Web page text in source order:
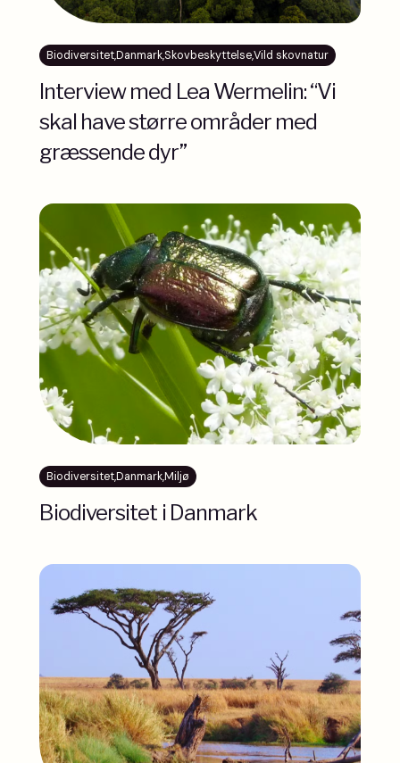
Biodiversitet,Danmark,Skovbeskyttelse,Vild skovnatur
Interview med Lea Wermelin: “Vi
skal have større områder med
græssende dyr”
Biodiversitet,Danmark,Miljø
Biodiversitet i Danmark